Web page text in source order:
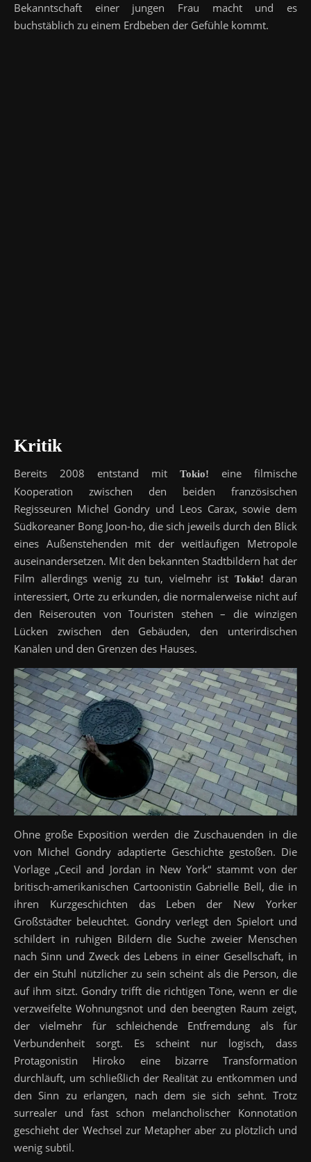
Bekanntschaft einer jungen Frau macht und es
buchstäblich zu einem Erdbeben der Gefühle kommt.
Kritik
Bereits 2008 entstand mit Tokio!
eine filmische
Kooperation zwischen den beiden französischen
Regisseuren Michel Gondry und Leos Carax, sowie dem
Südkoreaner Bong Joon-ho, die sich jeweils durch den Blick
eines Außenstehenden mit der weitläufigen Metropole
auseinandersetzen. Mit den bekannten Stadtbildern hat der
Film allerdings wenig zu tun, vielmehr ist Tokio!
daran
interessiert, Orte zu erkunden, die normalerweise nicht auf
den Reiserouten von Touristen stehen – die winzigen
Lücken zwischen den Gebäuden, den unterirdischen
Kanälen und den Grenzen des Hauses.
Ohne große Exposition werden die Zuschauenden in die
von Michel Gondry adaptierte Geschichte gestoßen. Die
Vorlage „Cecil and Jordan in New York“ stammt von der
britisch-amerikanischen Cartoonistin Gabrielle Bell, die in
ihren Kurzgeschichten das Leben der New Yorker
Großstädter beleuchtet. Gondry verlegt den Spielort und
schildert in ruhigen Bildern die Suche zweier Menschen
nach Sinn und Zweck des Lebens in einer Gesellschaft, in
der ein Stuhl nützlicher zu sein scheint als die Person, die
auf ihm sitzt. Gondry trifft die richtigen Töne, wenn er die
verzweifelte Wohnungsnot und den beengten Raum zeigt,
der vielmehr für schleichende Entfremdung als für
Verbundenheit sorgt. Es scheint nur logisch, dass
Protagonistin Hiroko eine bizarre Transformation
durchläuft, um schließlich der Realität zu entkommen und
den Sinn zu erlangen, nach dem sie sich sehnt. Trotz
surrealer und fast schon melancholischer Konnotation
geschieht der Wechsel zur Metapher aber zu plötzlich und
wenig subtil.